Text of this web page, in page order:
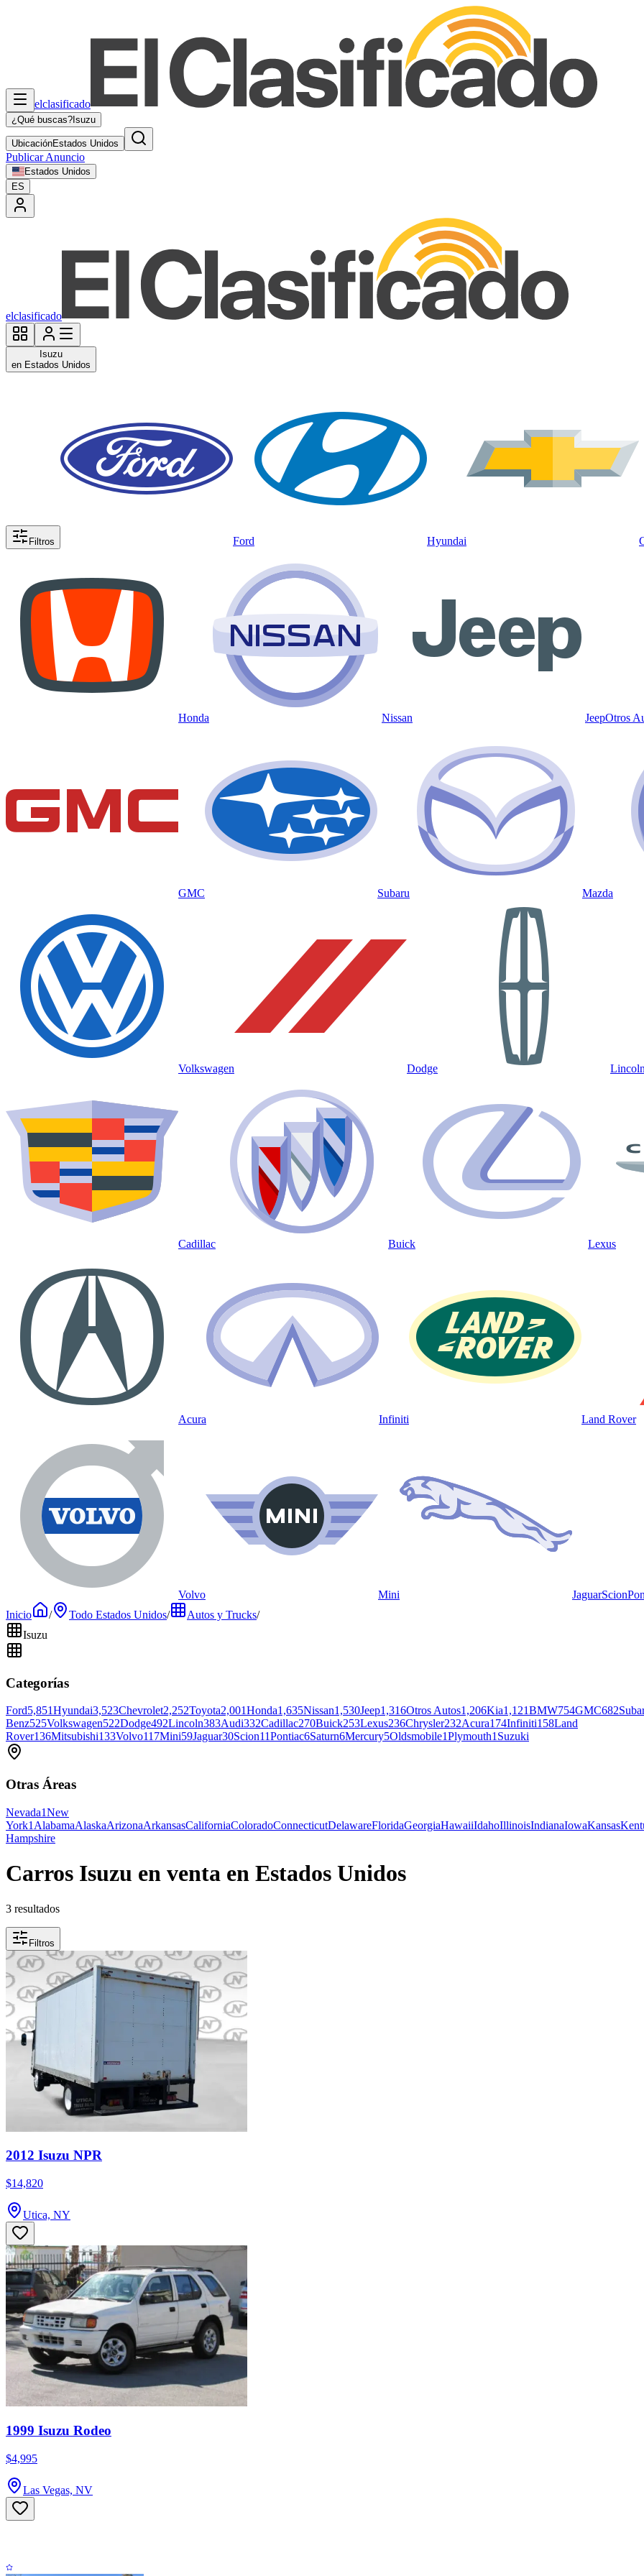
elclasificado
¿Qué buscas? Isuzu
UbicaciónEstados Unidos
Publicar Anuncio
Estados Unidos
ES
elclasificado
Isuzu
en Estados Unidos
Filtros Ford Hyundai
Honda Nissan JeepOtros
GMC Subaru Mazda
Volkswagen Dodge Lincoln
Cadillac Buick Lexus
Acura Infiniti Land Rover
Volvo Mini JaguarScion
Inicio
/ Todo Estados Unidos/ Autos y Trucks/
Isuzu
Categorías
Ford5,851Hyundai3,523Chevrolet2,252Toyota2,001Honda1,635Nissan1,530Jeep1,316Otros Autos1,206Kia1,121BMW754GMC682
Benz525Volkswagen522Dodge492Lincoln383Audi332Cadillac270Buick253Lexus236Chrysler232Acura174Infiniti158Land
Rover136Mitsubishi133Volvo117Mini59Jaguar30Scion11Pontiac6Saturn6Mercury5Oldsmobile1Plymouth1Suzuki
Otras Áreas
Nevada1New
York1 AlabamaAlaskaArizonaArkansasCaliforniaColoradoConnecticutDelawareFloridaGeorgiaHawaiiIdahoIllinoisIndianaIowaKansas
Hampshire
Carros Isuzu en venta en Estados Unidos
3 resultados
Filtros
2012 Isuzu NPR
$14,820
Utica, NY
1999 Isuzu Rodeo
$4,995
Las Vegas, NV